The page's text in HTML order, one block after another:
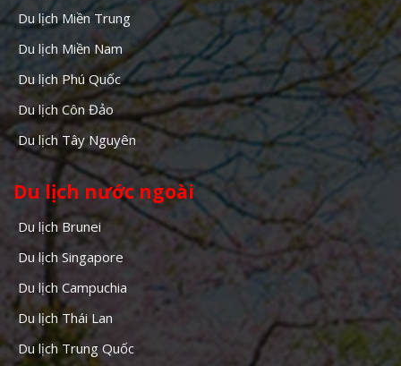
Du lịch Miền Trung
Du lịch Miền Nam
Du lịch Phú Quốc
Du lịch Côn Đảo
Du lịch Tây Nguyên
Du lịch nước ngoài
Du lịch Brunei
Du lịch Singapore
Du lịch Campuchia
Du lịch Thái Lan
Du lịch Trung Quốc